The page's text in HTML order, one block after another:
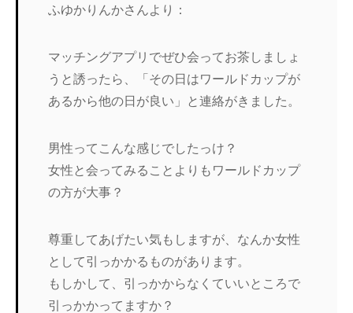
ふゆかりんかさんより：
マッチングアプリでぜひ会ってお茶しましょ
うと誘ったら、「その日はワールドカップが
あるから他の日が良い」と連絡がきました。
男性ってこんな感じでしたっけ？
女性と会ってみることよりもワールドカップ
の方が大事？
尊重してあげたい気もしますが、なんか女性
として引っかかるものがあります。
もしかして、引っかからなくていいところで
引っかかってますか？